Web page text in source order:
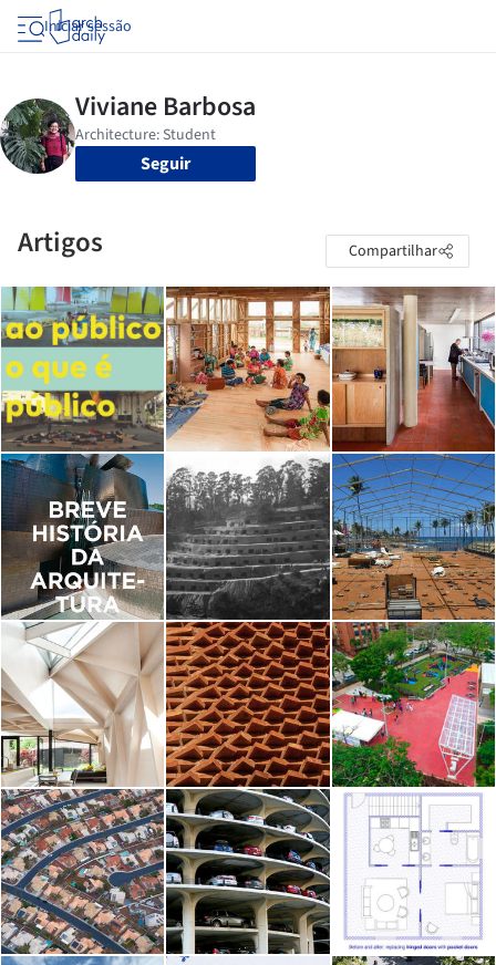
Iniciar sessão
Seguir
Artigos Compartilhar